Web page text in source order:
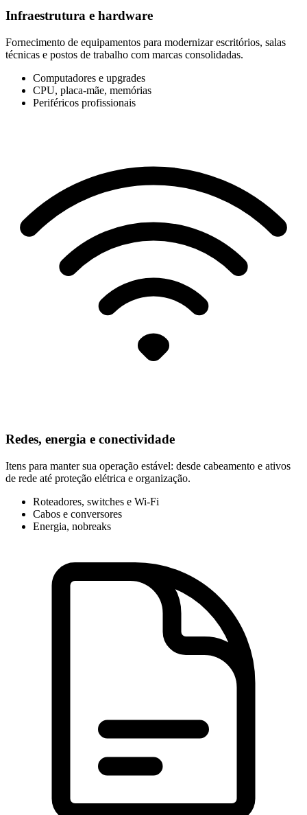
Infraestrutura e hardware
Fornecimento de equipamentos para modernizar escritórios, salas
técnicas e postos de trabalho com marcas consolidadas.
Computadores e upgrades
CPU, placa-mãe, memórias
Periféricos profissionais
Redes, energia e conectividade
Itens para manter sua operação estável: desde cabeamento e ativos
de rede até proteção elétrica e organização.
Roteadores, switches e Wi-Fi
Cabos e conversores
Energia, nobreaks